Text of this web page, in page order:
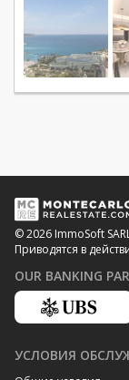
© 2026 ImmoSoft
Приводятся в
OUR BANKING
УСЛОВИЯ